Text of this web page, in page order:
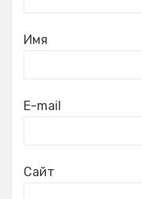
Имя
E-mail
Сайт